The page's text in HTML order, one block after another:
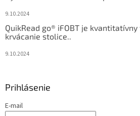
9.10.2024
QuikRead go® iFOBT je
krvácanie stolice..
9.10.2024
Prihlásenie
E-mail